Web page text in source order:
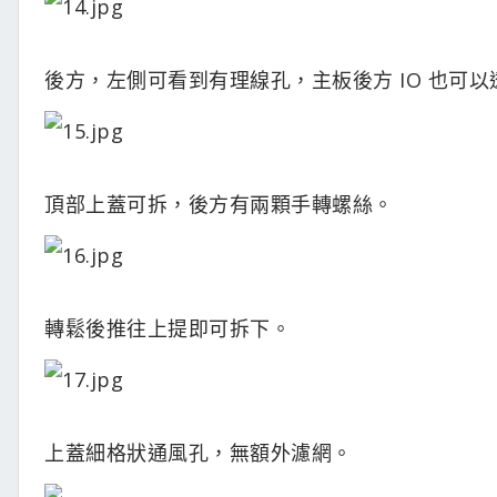
後方，左側可看到有理線孔，主板後方 IO 也可以
頂部上蓋可拆，後方有兩顆手轉螺絲。
轉鬆後推往上提即可拆下。
上蓋細格狀通風孔，無額外濾網。